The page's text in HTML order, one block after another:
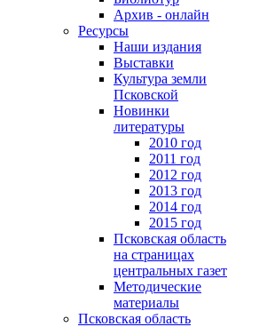
Архив - онлайн
Ресурсы
Наши издания
Выставки
Культура земли
Псковской
Новинки
литературы
2010 год
2011 год
2012 год
2013 год
2014 год
2015 год
Псковская область
на страницах
центральных газет
Методические
материалы
Псковская область